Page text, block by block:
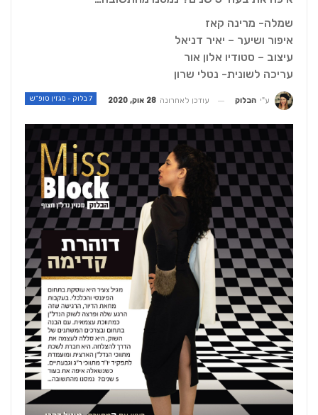
שמלה- מרינה קאז
איפור ושיער – יאיר דניאל
עיצוב – סטודיו אלון אור
עריכה לשונית- נטלי שרון
7 בלוק - מגזין סופ"ש ע"י הבלוק עודכן לאחרונה 28 אוק, 2020